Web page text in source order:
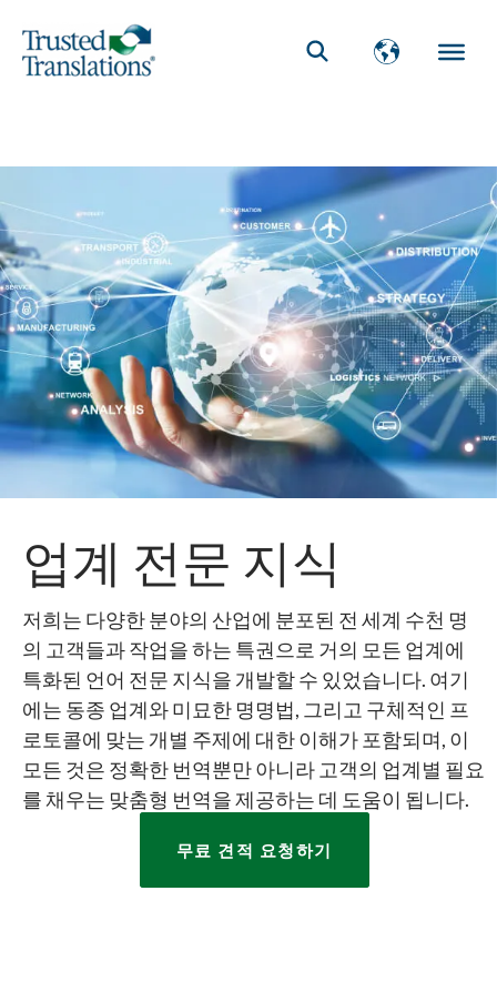
업계 전문 지식
저희는 다양한 분야의 산업에 분포된 전 세계 수천 명
의 고객들과 작업을 하는 특권으로 거의 모든 업계에
특화된 언어 전문 지식을 개발할 수 있었습니다. 여기
에는 동종 업계와 미묘한 명명법, 그리고 구체적인 프
로토콜에 맞는 개별 주제에 대한 이해가 포함되며, 이
모든 것은 정확한 번역뿐만 아니라 고객의 업계별 필요
를 채우는 맞춤형 번역을 제공하는 데 도움이 됩니다.
무료 견적 요청하기